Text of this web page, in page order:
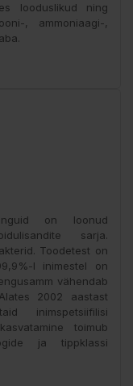
looduslikud ning
, ammoniaagi-,
on loonud
sarja.
Toodetest on
l inimestel on
vähendab
2002 aastast
inimspetsiifilisi
toimub
ja tippklassi